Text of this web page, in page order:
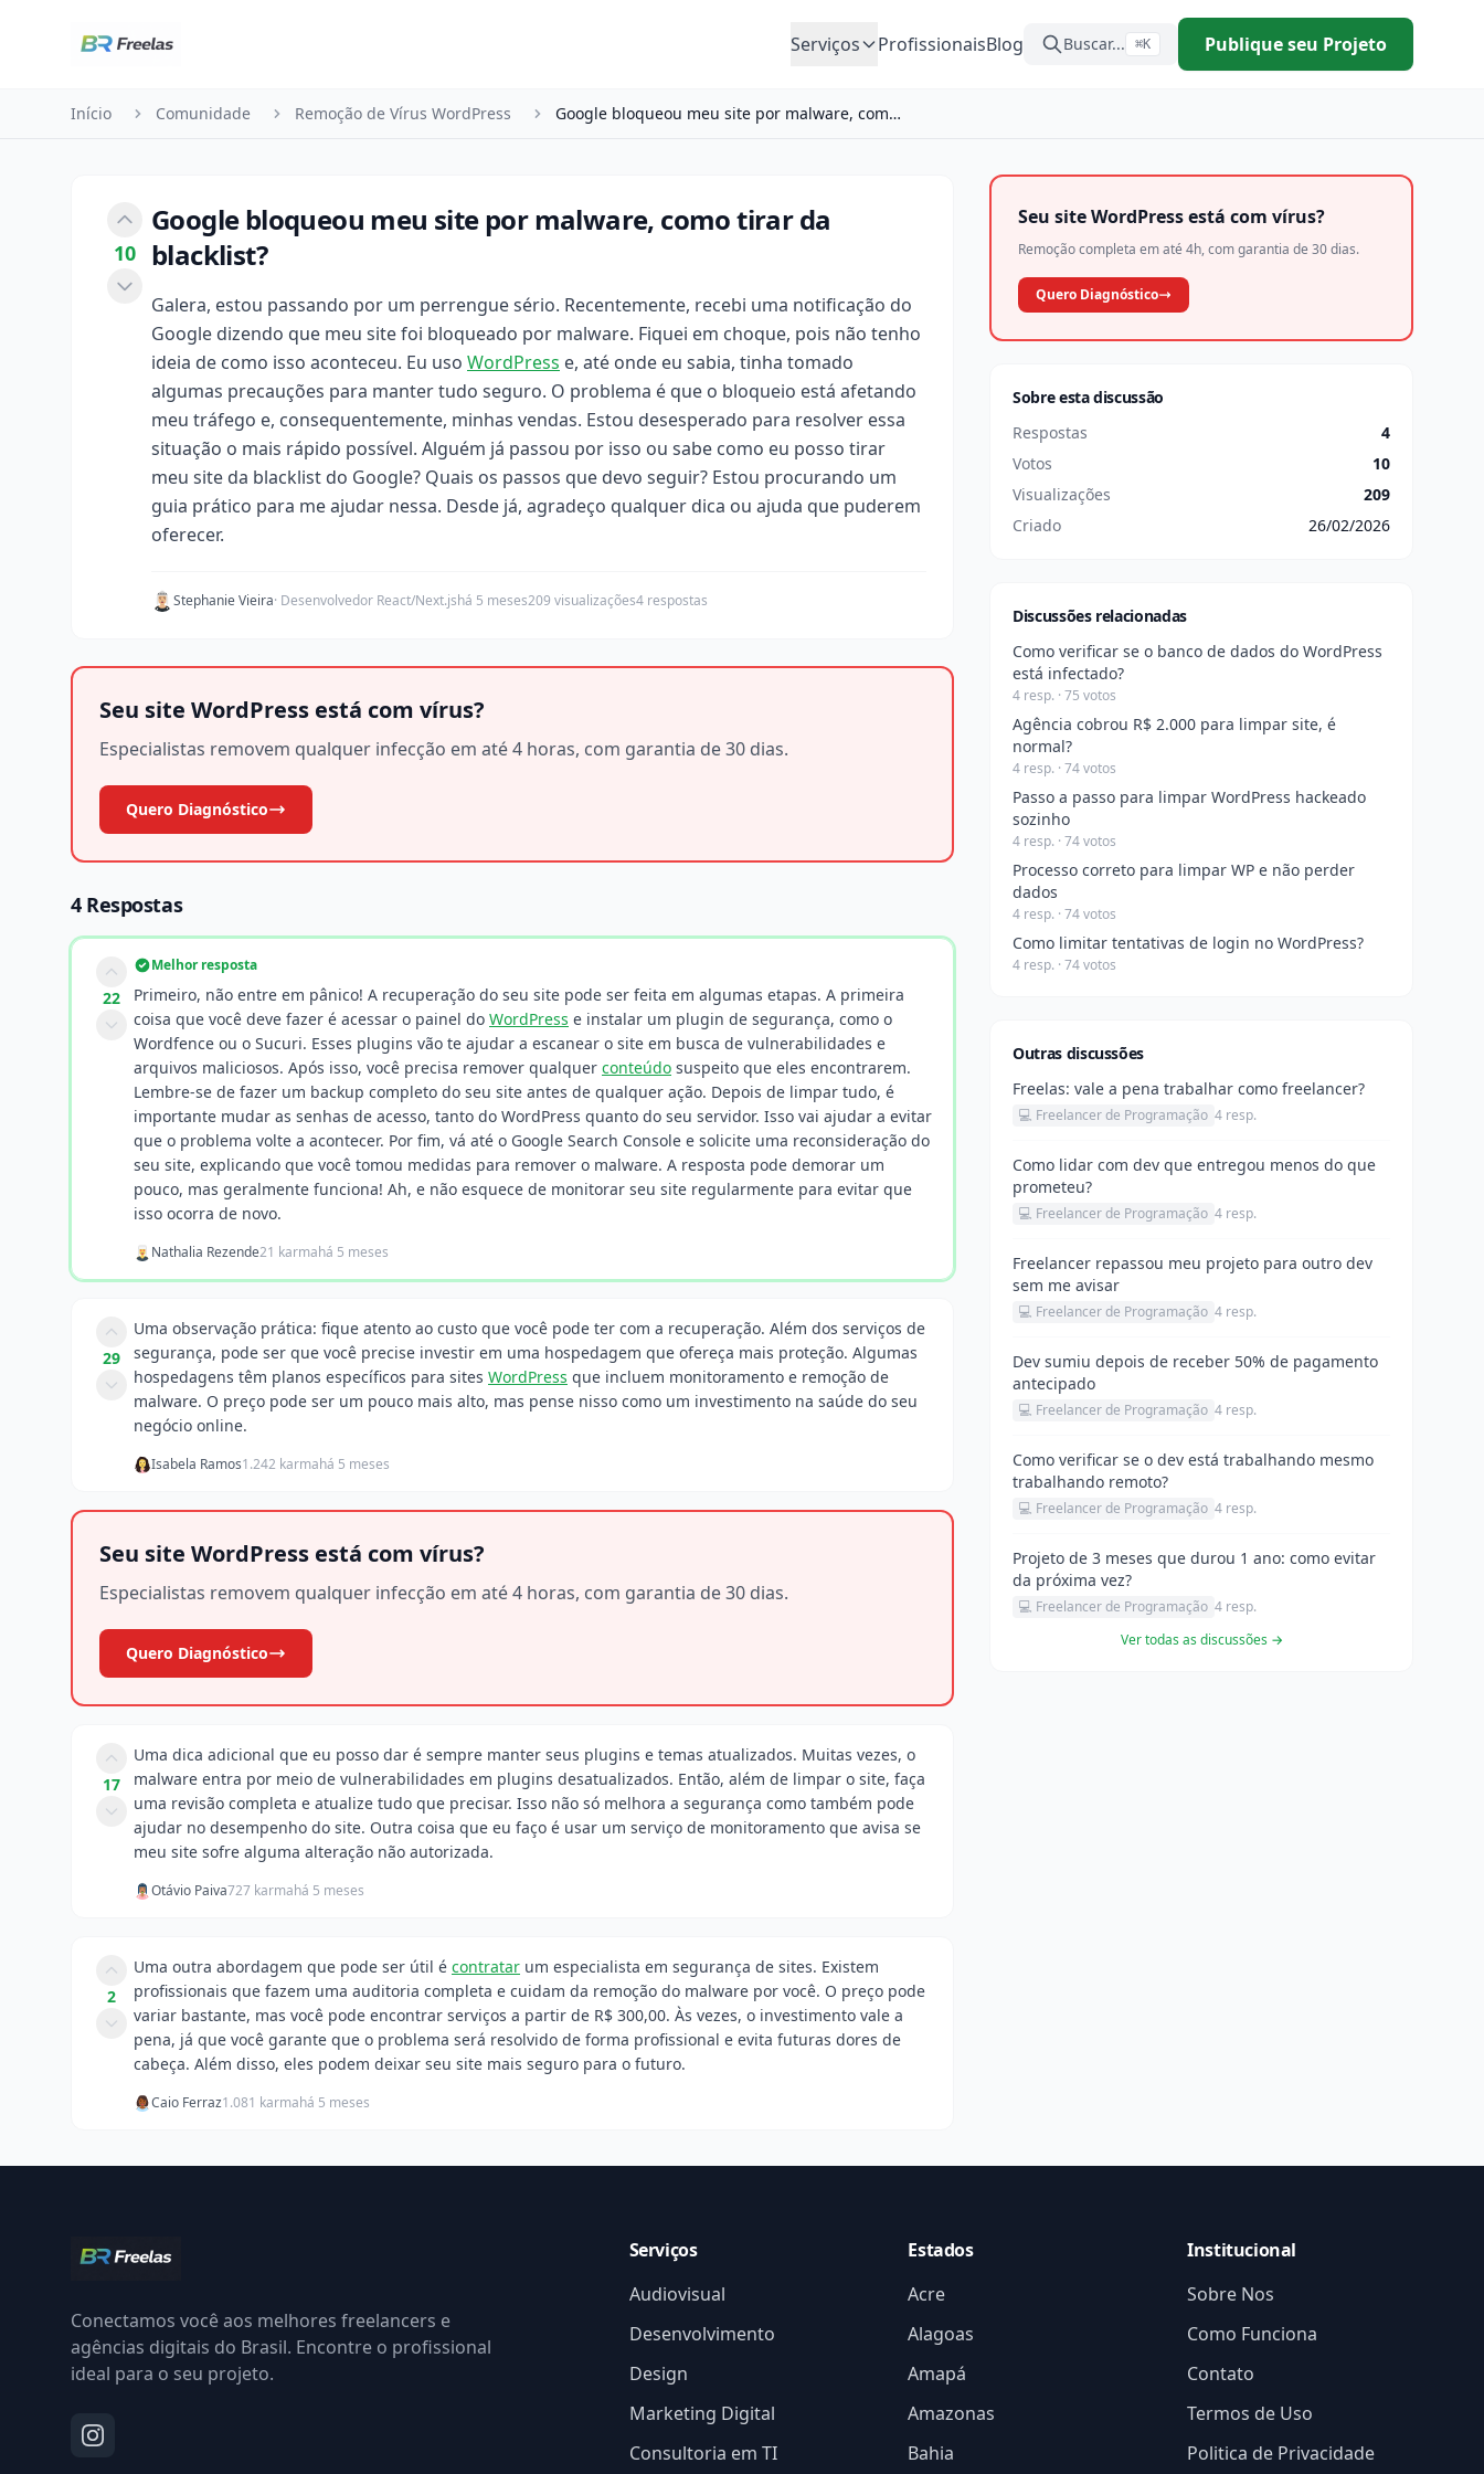
Serviços
ProfissionaisBlog Buscar... ⌘K Publique seu Projeto
Início Comunidade Remoção de Vírus WordPress Google bloqueou meu site por malware, como tirar…
10
Google bloqueou meu site por malware, como tirar da
blacklist?
Galera, estou passando por um perrengue sério. Recentemente, recebi uma notificação do
Google dizendo que meu site foi bloqueado por malware. Fiquei em choque, pois não tenho
ideia de como isso aconteceu. Eu uso WordPress e, até onde eu sabia, tinha tomado
algumas precauções para manter tudo seguro. O problema é que o bloqueio está afetando
meu tráfego e, consequentemente, minhas vendas. Estou desesperado para resolver essa
situação o mais rápido possível. Alguém já passou por isso ou sabe como eu posso tirar
meu site da blacklist do Google? Quais os passos que devo seguir? Estou procurando um
guia prático para me ajudar nessa. Desde já, agradeço qualquer dica ou ajuda que puderem
oferecer.
Stephanie Vieira· Desenvolvedor React/Next.jshá 5 meses209 visualizações4 respostas
Seu site WordPress está com vírus?
Especialistas removem qualquer infecção em até 4 horas, com garantia de 30 dias.
Quero Diagnóstico
4 Respostas
22
Melhor resposta
Primeiro, não entre em pânico! A recuperação do seu site pode ser feita em algumas etapas. A primeira
coisa que você deve fazer é acessar o painel do WordPress e instalar um plugin de segurança, como o
Wordfence ou o Sucuri. Esses plugins vão te ajudar a escanear o site em busca de vulnerabilidades e
arquivos maliciosos. Após isso, você precisa remover qualquer conteúdo suspeito que eles encontrarem.
Lembre-se de fazer um backup completo do seu site antes de qualquer ação. Depois de limpar tudo, é
importante mudar as senhas de acesso, tanto do WordPress quanto do seu servidor. Isso vai ajudar a evitar
que o problema volte a acontecer. Por fim, vá até o Google Search Console e solicite uma reconsideração do
seu site, explicando que você tomou medidas para remover o malware. A resposta pode demorar um
pouco, mas geralmente funciona! Ah, e não esquece de monitorar seu site regularmente para evitar que
isso ocorra de novo.
Nathalia Rezende21 karmahá 5 meses
29
Uma observação prática: fique atento ao custo que você pode ter com a recuperação. Além dos serviços de
segurança, pode ser que você precise investir em uma hospedagem que ofereça mais proteção. Algumas
hospedagens têm planos específicos para sites WordPress que incluem monitoramento e remoção de
malware. O preço pode ser um pouco mais alto, mas pense nisso como um investimento na saúde do seu
negócio online.
Isabela Ramos1.242 karmahá 5 meses
Seu site WordPress está com vírus?
Especialistas removem qualquer infecção em até 4 horas, com garantia de 30 dias.
Quero Diagnóstico
17
Uma dica adicional que eu posso dar é sempre manter seus plugins e temas atualizados. Muitas vezes, o
malware entra por meio de vulnerabilidades em plugins desatualizados. Então, além de limpar o site, faça
uma revisão completa e atualize tudo que precisar. Isso não só melhora a segurança como também pode
ajudar no desempenho do site. Outra coisa que eu faço é usar um serviço de monitoramento que avisa se
meu site sofre alguma alteração não autorizada.
Otávio Paiva727 karmahá 5 meses
2
Uma outra abordagem que pode ser útil é contratar um especialista em segurança de sites. Existem
profissionais que fazem uma auditoria completa e cuidam da remoção do malware por você. O preço pode
variar bastante, mas você pode encontrar serviços a partir de R$ 300,00. Às vezes, o investimento vale a
pena, já que você garante que o problema será resolvido de forma profissional e evita futuras dores de
cabeça. Além disso, eles podem deixar seu site mais seguro para o futuro.
Caio Ferraz1.081 karmahá 5 meses
Seu site WordPress está com vírus?
Remoção completa em até 4h, com garantia de 30 dias.
Quero Diagnóstico
Sobre esta discussão
Respostas
4
Votos
10
Visualizações
209
Criado
26/02/2026
Discussões relacionadas
Como verificar se o banco de dados do WordPress
está infectado?
4 resp. · 75 votos
Agência cobrou R$ 2.000 para limpar site, é
normal?
4 resp. · 74 votos
Passo a passo para limpar WordPress hackeado
sozinho
4 resp. · 74 votos
Processo correto para limpar WP e não perder
dados
4 resp. · 74 votos
Como limitar tentativas de login no WordPress?
4 resp. · 74 votos
Outras discussões
Freelas: vale a pena trabalhar como freelancer?
💻 Freelancer de Programação 4 resp.
Como lidar com dev que entregou menos do que
prometeu?
💻 Freelancer de Programação 4 resp.
Freelancer repassou meu projeto para outro dev
sem me avisar
💻 Freelancer de Programação 4 resp.
Dev sumiu depois de receber 50% de pagamento
antecipado
💻 Freelancer de Programação 4 resp.
Como verificar se o dev está trabalhando mesmo
trabalhando remoto?
💻 Freelancer de Programação 4 resp.
Projeto de 3 meses que durou 1 ano: como evitar
da próxima vez?
💻 Freelancer de Programação 4 resp.
Ver todas as discussões →
Conectamos você aos melhores freelancers e
agências digitais do Brasil. Encontre o profissional
ideal para o seu projeto.
Serviços
Audiovisual
Desenvolvimento
Design
Marketing Digital
Consultoria em TI
Estados
Acre
Alagoas
Amapá
Amazonas
Bahia
Institucional
Sobre Nos
Como Funciona
Contato
Termos de Uso
Politica de Privacidade